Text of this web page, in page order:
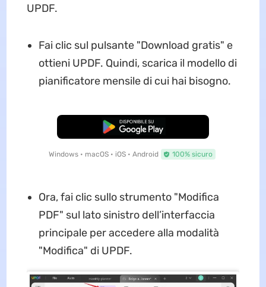
UPDF.
Fai clic sul pulsante "Download gratis" e
ottieni UPDF. Quindi, scarica il modello di
pianificatore mensile di cui hai bisogno.
Download Gratis
Windows • macOS • iOS • Android 100% sicuro
Ora, fai clic sullo strumento "Modifica
PDF" sul lato sinistro dell’interfaccia
principale per accedere alla modalità
"Modifica" di UPDF.